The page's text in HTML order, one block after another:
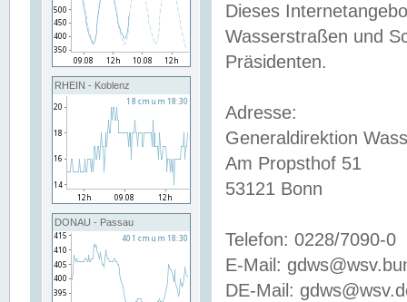
RHEIN - Koblenz
DONAU - Passau
Dieses
Wasserstraßen und
Präsidenten.
Adresse:
Generaldirektion
Am Propsthof 51
53121 Bonn
Telefon: 0228/7090-0
E-Mail:
DE-Mail: